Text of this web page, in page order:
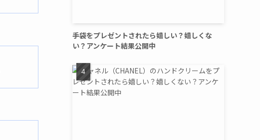
手袋をプレゼントされたら嬉しい？嬉しくな
い？アンケート結果公開中